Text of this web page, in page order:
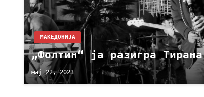
МАКЕДОНИЈА
„Фолтин“ ја разигра Тирана
мај 22, 2023